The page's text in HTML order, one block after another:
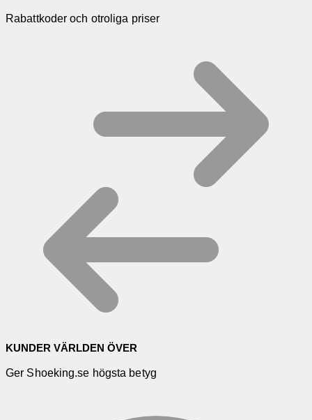
Rabattkoder och otroliga priser
KUNDER VÄRLDEN ÖVER
Ger Shoeking.se högsta betyg